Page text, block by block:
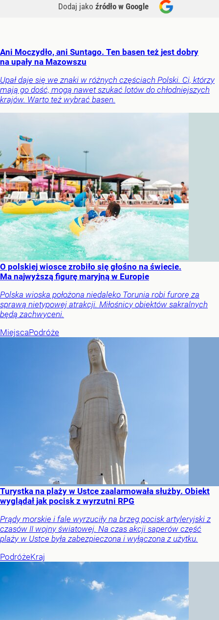
Dodaj jako źródło w Google
Ani Moczydło, ani Suntago. Ten basen też jest dobry
na upały na Mazowszu
Upał daje się we znaki w różnych częściach Polski. Ci, którzy
mają go dość, mogą nawet szukać lotów do chłodniejszych
krajów. Warto też wybrać basen.
O polskiej wiosce zrobiło się głośno na świecie.
Ma najwyższą figurę maryjną w Europie
Polska wioska położona niedaleko Torunia robi furorę za
sprawą nietypowej atrakcji. Miłośnicy obiektów sakralnych
będą zachwyceni.
MiejscaPodróże
Turystka na plaży w Ustce zaalarmowała służby. Obiekt
wyglądał jak pocisk z wyrzutni RPG
Prądy morskie i fale wyrzuciły na brzeg pocisk artyleryjski z
czasów II wojny światowej. Na czas akcji saperów część
plaży w Ustce była zabezpieczona i wyłączona z użytku.
PodróżeKraj